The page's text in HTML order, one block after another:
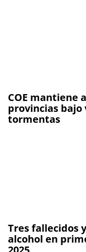
COE mantiene
provincias
tormentas
Tres fallecidos
alcohol en